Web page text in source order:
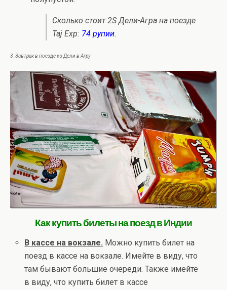
Сколько стоит 2S Дели-Агра на поезде
Taj Exp: 74 рупии.
3. Завтрак в поезде из Дели в Агру
Как купить билеты на поезд в Индии
В кассе на вокзале. Можно купить билет на
поезд в кассе на вокзале. Имейте в виду, что
там бывают большие очереди. Также имейте
в виду, что купить билет в кассе